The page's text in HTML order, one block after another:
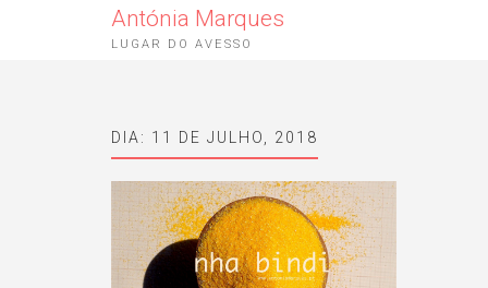
Antónia Marques
LUGAR DO AVESSO
DIA: 11 DE JULHO, 2018